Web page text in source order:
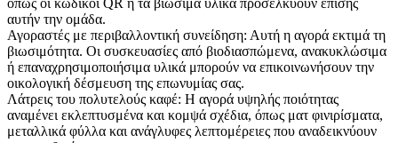
αυτήν την ομάδα.
Αγοραστές με περιβαλλοντική συνείδηση: Αυτή η αγορά εκτιμά τη
βιωσιμότητα. Οι συσκευασίες από βιοδιασπώμενα, ανακυκλώσιμα
ή επαναχρησιμοποιήσιμα υλικά μπορούν να επικοινωνήσουν την
οικολογική δέσμευση της επωνυμίας σας.
Λάτρεις του πολυτελούς καφέ: Η αγορά υψηλής ποιότητας
αναμένει εκλεπτυσμένα και κομψά σχέδια, όπως ματ φινιρίσματα,
μεταλλικά φύλλα και ανάγλυφες λεπτομέρειες που αναδεικνύουν